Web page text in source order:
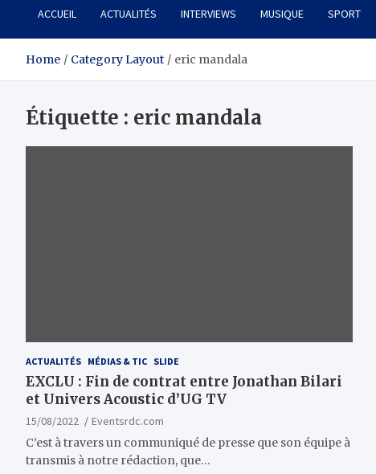
ACCUEIL ACTUALITÉS INTERVIEWS MUSIQUE SPORT
Home Category Layout eric mandala
Étiquette : eric mandala
ACTUALITÉS MÉDIAS & TIC SLIDE
EXCLU : Fin de contrat entre Jonathan Bilari
et Univers Acoustic d’UG TV
15/08/2022
Eventsrdc.com
C’est à travers un communiqué de presse que son équipe à
transmis à notre rédaction, que…